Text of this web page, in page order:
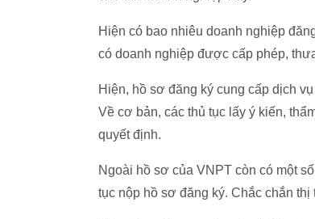
Hiện có bao nhiêu doanh nghiệp
có doanh nghiệp được cấp phép,
Hiện, hồ sơ đăng ký cung cấp dịch
Về cơ bản, các thủ tục lấy ý kiến,
quyết định.
Ngoài hồ sơ của VNPT còn có một
tục nộp hồ sơ đăng ký. Chắc chắn